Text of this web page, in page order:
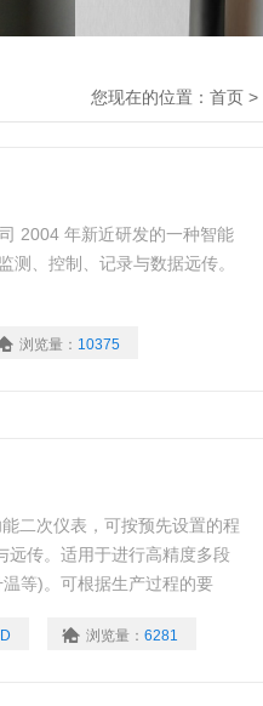
您现在的位置： 首页 >
2004 年新近研发的一种智能
测、控制、记录与数据远传。
浏览量： 10375
二次仪表，可按预先设置的程
远传。适用于进行高精度多段
等)。可根据生产过程的要
靠。
浏览量： 6281